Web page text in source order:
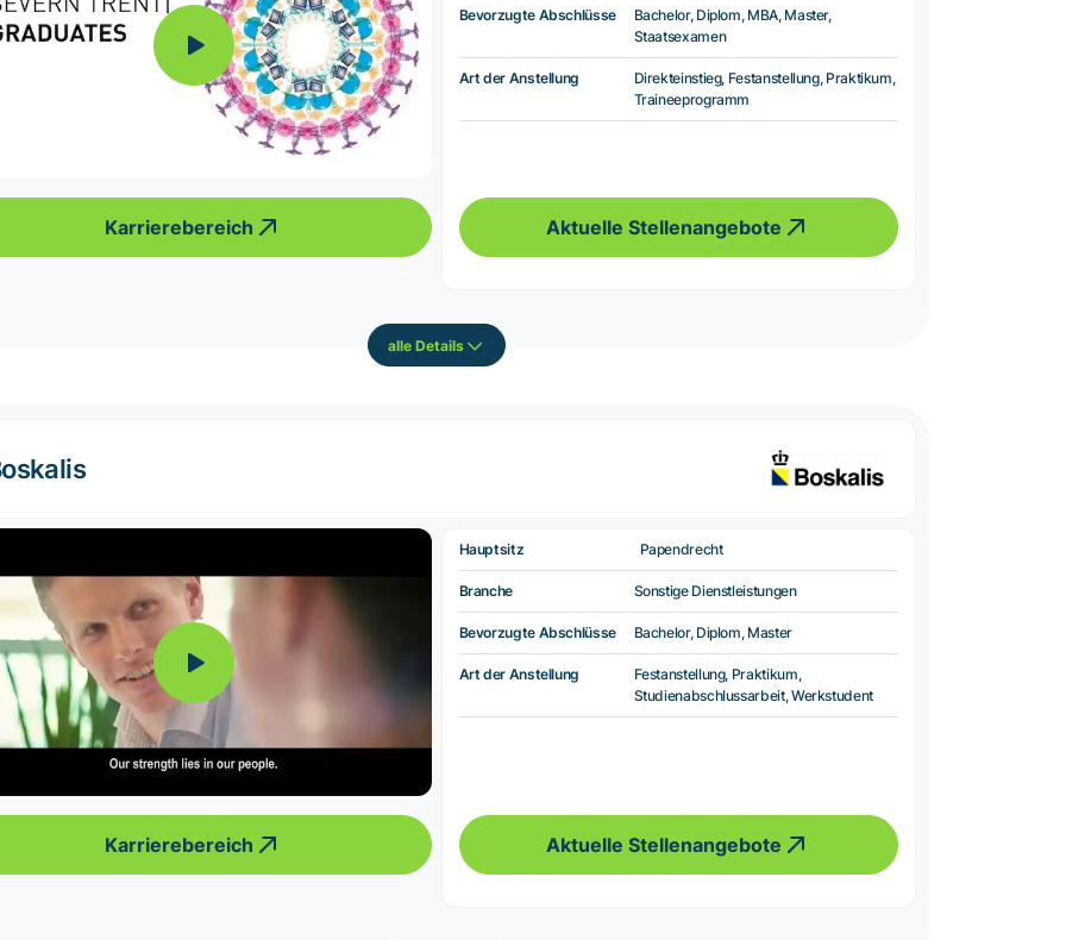
Karrierebereich
Bevorzugte Abschlüsse
Bachelor, Diplom, MBA, Master,
Staatsexamen
Art der Anstellung
Direkteinstieg, Festanstellung, Praktikum,
Traineeprogramm
Aktuelle Stellenangebote
alle Details
Karrierebereich
Hauptsitz Papendrecht
Branche Sonstige Dienstleistungen
Bevorzugte Abschlüsse Bachelor, Diplom, Master
Art der Anstellung
Festanstellung, Praktikum,
Studienabschlussarbeit, Werkstudent
Aktuelle Stellenangebote